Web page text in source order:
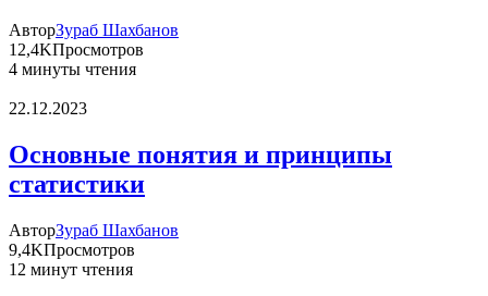
АвторЗураб Шахбанов
12,4KПросмотров
4 минуты чтения
22.12.2023
Основные понятия и принципы
статистики
АвторЗураб Шахбанов
9,4KПросмотров
12 минут чтения